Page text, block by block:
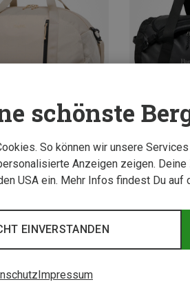
schönste
So können wir unsere
Anzeigen zeigen.
USA ein. Mehr Infos findest Du auf
EINVERSTANDEN
Impressum